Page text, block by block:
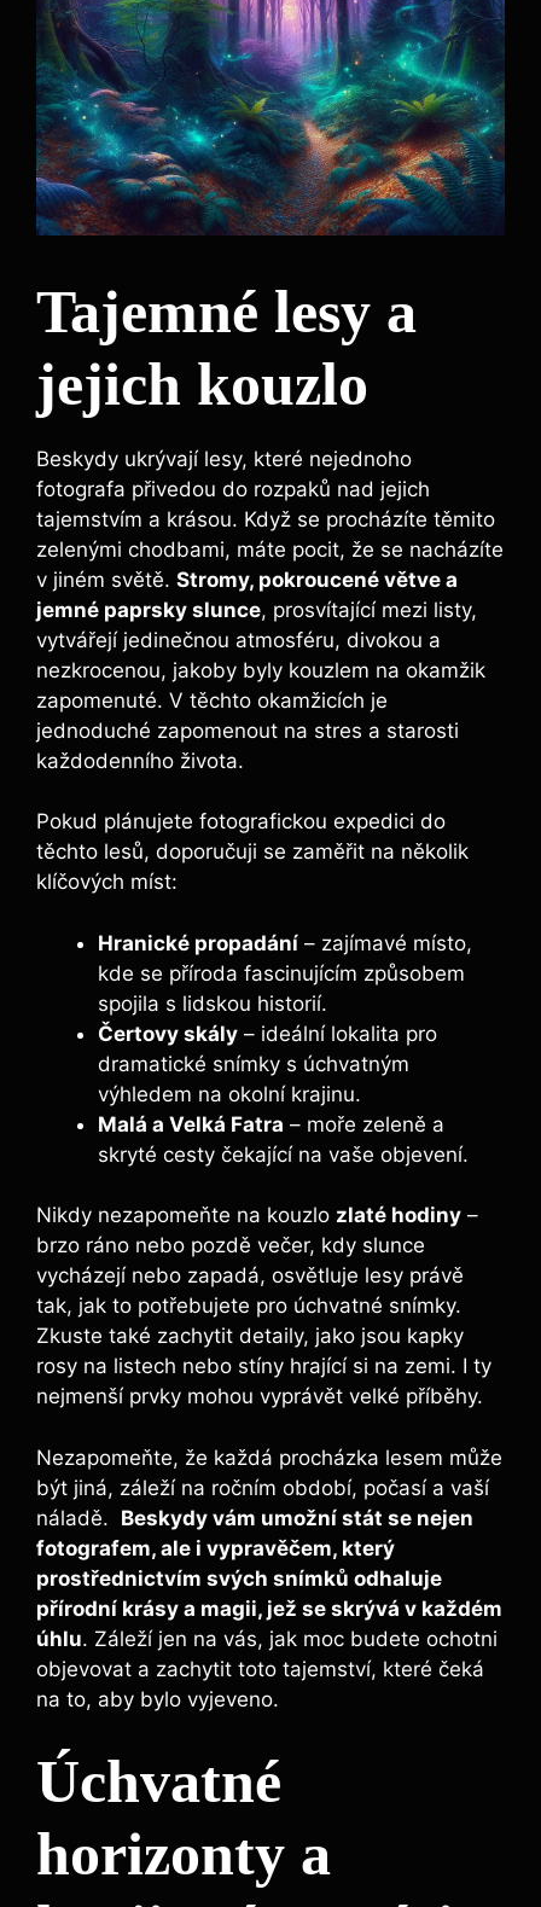
Tajemné lesy a
jejich kouzlo
Beskydy ukrývají lesy, které nejednoho
fotografa​ přivedou do rozpaků nad ‌jejich
tajemstvím a krásou.⁤ Když se‌ procházíte těmito
zelenými chodbami, máte pocit, že se nacházíte
v jiném‌ světě. Stromy, pokroucené ​větve a
jemné paprsky slunce, prosvítající ‍mezi listy,
vytvářejí jedinečnou atmosféru,⁤ divokou a
nezkrocenou, jakoby​ byly kouzlem ⁣na okamžik
zapomenuté. V těchto okamžicích​ je
⁤jednoduché zapomenout na stres a starosti
každodenního života.
Pokud plánujete fotografickou expedici do
těchto lesů, ​doporučuji se zaměřit na‍ několik⁤
klíčových míst:
Hranické propadání – zajímavé ‌místo,
kde se příroda fascinujícím​ způsobem
spojila s lidskou historií.
Čertovy skály – ideální‍ lokalita pro
dramatické snímky s úchvatným
výhledem ⁢na okolní krajinu.
Malá a Velká Fatra – moře ​zeleně⁣ a
skryté cesty čekající na vaše objevení.
Nikdy nezapomeňte na kouzlo zlaté hodiny –
brzo ráno nebo pozdě večer, kdy slunce‌
vycházejí nebo zapadá, osvětluje lesy‌ právě
tak, ‌jak to potřebujete ‍pro ⁢úchvatné‌ snímky.
Zkuste⁤ také ⁣zachytit detaily, jako jsou kapky
‌rosy na listech nebo stíny hrající si na zemi. ‌I ‍ty
‌nejmenší prvky mohou vyprávět velké příběhy.
Nezapomeňte, že každá procházka lesem může
být jiná, záleží na ročním období,​ počasí a vaší
náladě. ‌ Beskydy vám umožní stát se nejen
fotografem, ale⁣ i ‍vypravěčem, který
prostřednictvím svých snímků odhaluje
přírodní krásy a ​magii, jež se skrývá v každém‍
úhlu. Záleží jen na⁢ vás, jak moc budete ochotni
objevovat a zachytit toto ​tajemství,⁣ které čeká
na to, aby bylo ⁣vyjeveno.
Úchvatné
horizonty a